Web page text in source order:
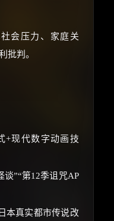
会压力、家庭关
批判。
+现代数字动画技
谈”“第12季诅咒AP
本真实都市传说改